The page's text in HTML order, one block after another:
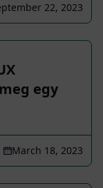
22, 2023
egy
March 18, 2023